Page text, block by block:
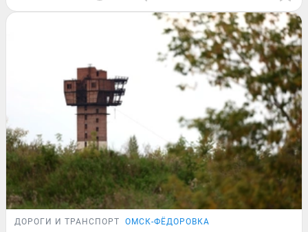
ДОРОГИ И ТРАНСПОРТ ОМСК-ФЁДОРОВКА